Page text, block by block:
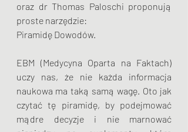
oraz dr Thomas Paloschi proponują
proste narzędzie:
Piramidę Dowodów.
EBM (Medycyna Oparta na Faktach)
uczy nas, że nie każda informacja
naukowa ma taką samą wagę. Oto jak
czytać tę piramidę, by podejmować
mądre decyzje i nie marnować